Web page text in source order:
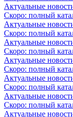
Актуальные
Скоро: полный
Актуальные
Скоро: полный
Актуальные
Скоро: полный
Актуальные
Скоро: полный
Актуальные
Скоро: полный
Актуальные
Скоро: полный
Актуальные